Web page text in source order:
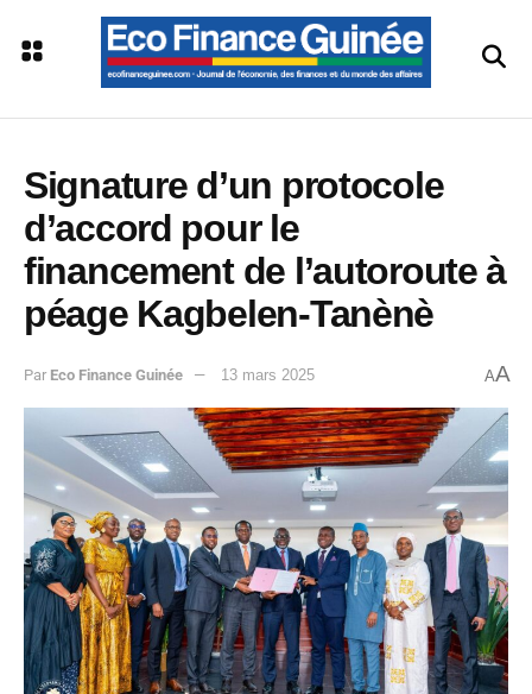
Signature d’un protocole
d’accord pour le
financement de l’autoroute à
péage Kagbelen-Tanènè
Par Eco Finance Guinée 13 mars 2025 AA